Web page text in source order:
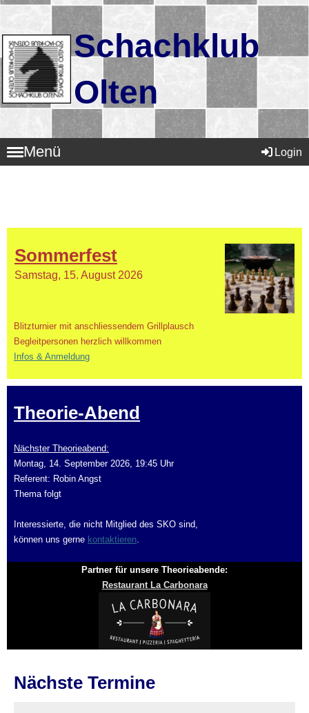
Schachklub
Olten
Menü Login
Sommerfest
Samstag, 15. August 2026
Blitzturnier mit anschliessendem Grillplausch
Begleitpersonen herzlich willkommen
Infos & Anmeldung
Theorie-Abend
Nächster Theorieabend:
Montag, 14. September 2026, 19:45 Uhr
Referent: Robin Angst
Thema folgt
Interessierte, die nicht Mitglied des SKO sind,
können uns gerne kontaktieren.
Partner für unsere Theorieabende:
Restaurant La Carbonara
Nächste Termine